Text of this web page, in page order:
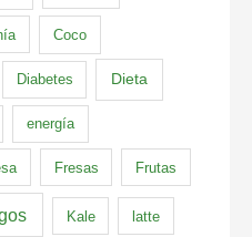
Coco
Diabetes Dieta
energía
Fresas Frutas
Kale latte